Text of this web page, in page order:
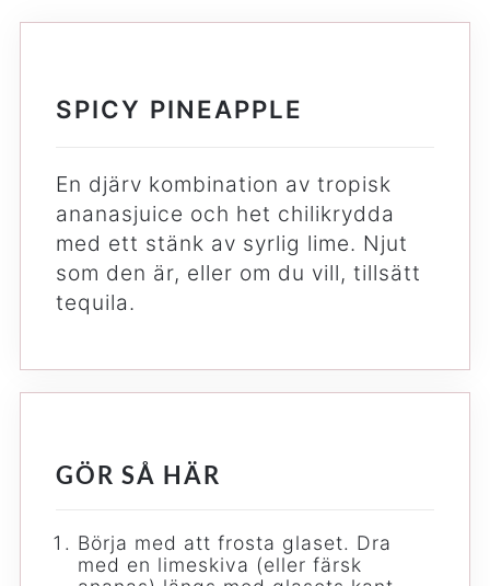
SPICY PINEAPPLE
En djärv kombination av tropisk
ananasjuice och het chilikrydda
med ett stänk av syrlig lime. Njut
som den är, eller om du vill, tillsätt
tequila.
GÖR SÅ HÄR
Börja med att frosta glaset. Dra
med en limeskiva (eller färsk